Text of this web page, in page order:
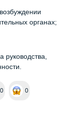
органах;
руководства,
0 0